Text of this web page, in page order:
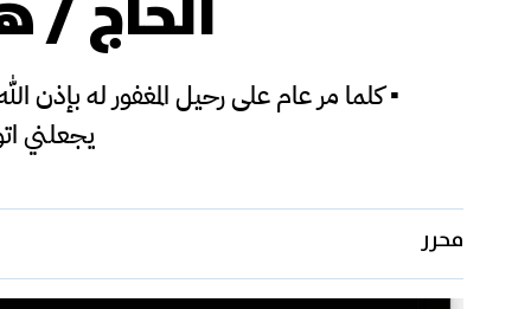
‏▪️ كلما مر عام على رحيل المغفور له
يجعلني
محرر